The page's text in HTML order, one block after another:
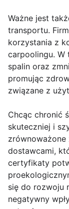
Ważne jest
transportu.
korzystania z
carpoolingu. W
spalin oraz
promując
związane z
Chcąc chronić
skuteczniej i
zrównoważone
dostawcami,
certyfikaty
się do rozwoju
negatywny